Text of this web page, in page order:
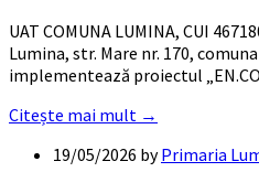
UAT COMUNA LUMINA, CUI
Lumina, str. Mare nr. 170,
implementează proiectul
Citește mai mult →
19/05/2026 byPrimaria